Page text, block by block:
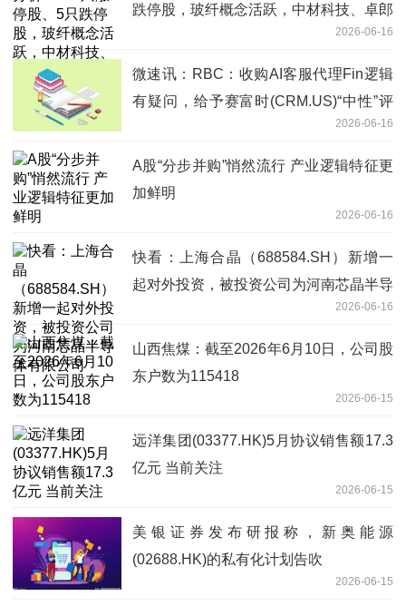
跌停股，玻纤概念活跃，中材科技、卓郎
2026-06-16
微速讯：RBC：收购AI客服代理Fin逻辑
有疑问，给予赛富时(CRM.US)“中性”评
2026-06-16
A股“分步并购”悄然流行 产业逻辑特征更
加鲜明
2026-06-16
快看：上海合晶（688584.SH）新增一
起对外投资，被投资公司为河南芯晶半导
2026-06-16
山西焦煤：截至2026年6月10日，公司股
东户数为115418
2026-06-15
远洋集团(03377.HK)5月协议销售额17.3
亿元 当前关注
2026-06-15
美银证券发布研报称，新奥能源
(02688.HK)的私有化计划告吹
2026-06-15